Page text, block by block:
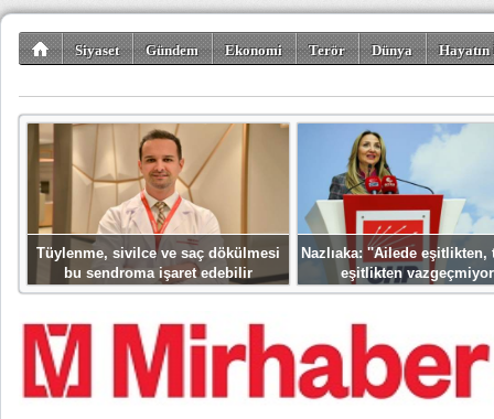
Siyaset Gündem Ekonomi Terör Dünya
Tüylenme, sivilce ve saç dökülmesi
bu sendroma işaret edebilir
Nazlıaka: ''Ailede eşitlikten,
eşitlikten